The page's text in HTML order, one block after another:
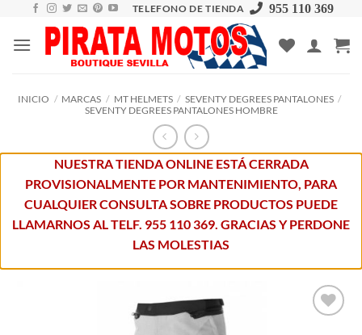
content
TELEFONO DE TIENDA 955 110 369
INICIO / MARCAS / MT HELMETS / SEVENTY DEGREES PANTALONES /
SEVENTY DEGREES PANTALONES HOMBRE
NUESTRA TIENDA ONLINE ESTÁ CERRADA
PROVISIONALMENTE POR MANTENIMIENTO, PARA
CUALQUIER CONSULTA SOBRE PRODUCTOS PUEDE
LLAMARNOS AL TELF. 955 110 369. GRACIAS Y PERDONE
LAS MOLESTIAS